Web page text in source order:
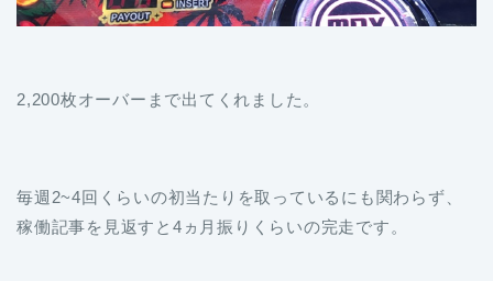
2,200枚オーバーまで出てくれました。
毎週2~4回くらいの初当たりを取っているにも関わらず、
稼働記事を見返すと4ヵ月振りくらいの完走です。